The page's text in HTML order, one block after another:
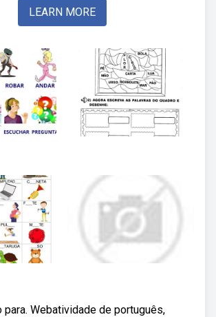
LEARN MORE
para. Webatividade de português,